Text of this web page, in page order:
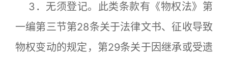
3．无须登记。此类条款有《物权法》第
一编第三节第28条关于法律文书、征收导致
物权变动的规定，第29条关于因继承或受遗